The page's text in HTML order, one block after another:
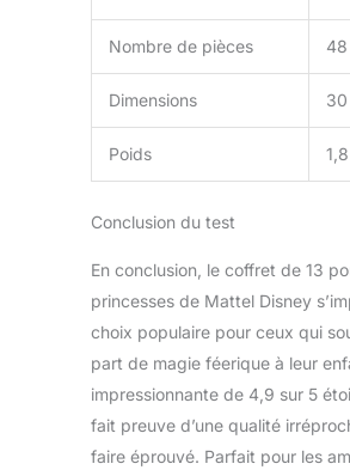
Nombre de pièces 48
Dimensions
Poids
Conclusion du test
En conclusion, le coffret de 13
princesses de Mattel Disney
choix populaire pour ceux qui
part de magie féerique à leur
impressionnante de 4,9 sur 5
fait preuve d’une qualité
faire éprouvé. Parfait pour les